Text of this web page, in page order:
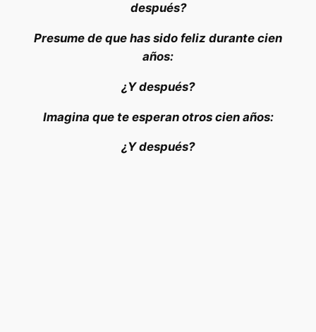
después?
Presume de que has sido feliz durante cien
años:
¿Y después?
Imagina que te esperan otros cien años:
¿Y después?